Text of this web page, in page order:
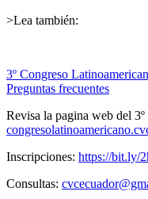
>Lea también:
3º Congreso
Preguntas frecuentes
Revisa la pagina web del 3º
Inscripciones: https://bit.ly/
Consultas: